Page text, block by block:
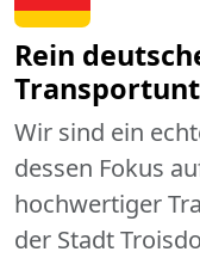
Rein
Wir sind ein
dessen Fokus
hochwertiger
der Stadt